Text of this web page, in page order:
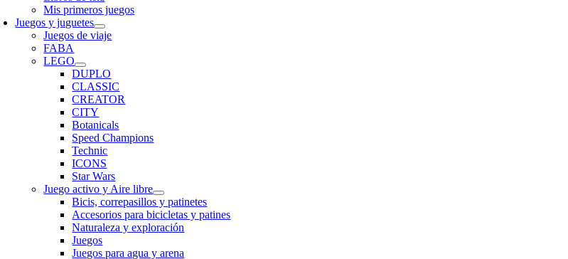
Mis primeros juegos
Juegos y juguetes
Juegos de viaje
FABA
LEGO
DUPLO
CLASSIC
CREATOR
CITY
Botanicals
Speed Champions
Technic
ICONS
Star Wars
Juego activo y Aire libre
Bicis, correpasillos y patinetes
Accesorios para bicicletas y patines
Naturaleza y exploración
Juegos
Juegos para agua y arena